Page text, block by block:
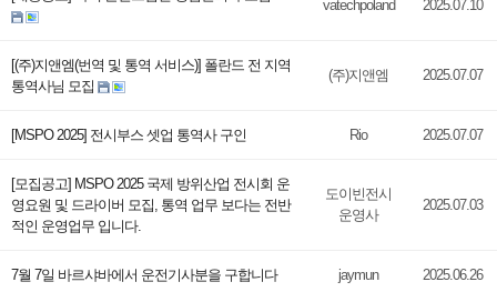
vatechpoland 2025.07.10
[(주)지앤엠(번역 및 통역 서비스)] 폴란드 전 지역
통역사님 모집
(주)지앤엠 2025.07.07
[MSPO 2025] 전시부스 셋업 통역사 구인 Rio 2025.07.07
[모집공고] MSPO 2025 국제 방위산업 전시회 운
영요원 및 드라이버 모집, 통역 업무 보다는 전반
적인 운영업무 입니다.
도이빈전시
운영사
2025.07.03
7월 7일 바르샤바에서 운전기사분을 구합니다 jaymun 2025.06.26